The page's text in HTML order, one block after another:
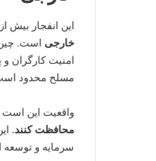
این انفجار بیش
خارجی است.
امنیت کارگران
مسلح محدود
واقعیت این است
محافظت کنند.
سرمایه و توسعه